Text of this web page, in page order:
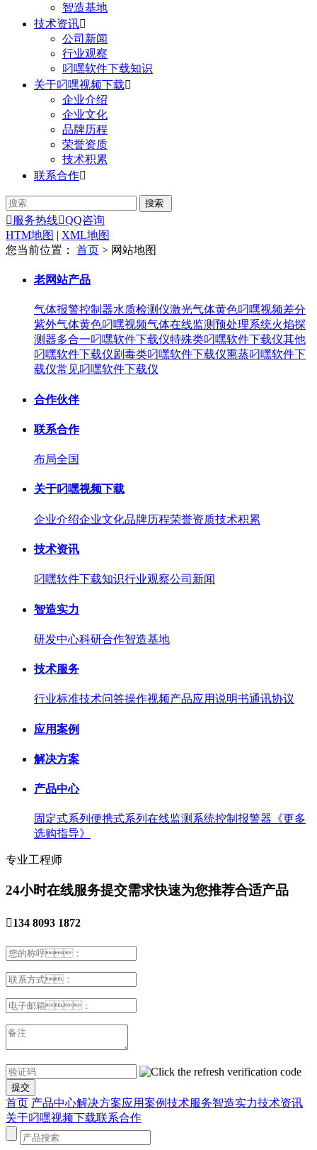
智造基地
技术资讯
公司新闻
行业观察
叼嘿软件下载知识
关于叼嘿视频下载
企业介绍
企业文化
品牌历程
荣誉资质
技术积累
联系合作
 服务热线QQ咨询
HTM地图 | XML地图
您当前位置： 首页 > 网站地图
老网站产品
气体报警控制器水质检测仪激光气体黄色叼嘿视频差分
紫外气体黄色叼嘿视频气体在线监测预处理系统火焰探
测器多合一叼嘿软件下载仪特殊类叼嘿软件下载仪其他
叼嘿软件下载仪剧毒类叼嘿软件下载仪熏蒸叼嘿软件下
载仪常见叼嘿软件下载仪
合作伙伴
联系合作
布局全国
关于叼嘿视频下载
企业介绍企业文化品牌历程荣誉资质技术积累
技术资讯
叼嘿软件下载知识行业观察公司新闻
智造实力
研发中心科研合作智造基地
技术服务
行业标准技术问答操作视频产品应用说明书通讯协议
应用案例
解决方案
产品中心
固定式系列 便携式系列 在线监测系统控制报警器 《更多
选购指导》
专业工程师
24小时在线服务提交需求快速为您推荐合适产品
134 8093 1872
首页 产品中心解决方案应用案例技术服务智造实力技术资讯
关于叼嘿视频下载联系合作